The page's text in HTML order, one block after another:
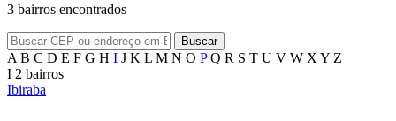
3 bairros encontrados
Buscar
A B C D E F G H I J K L M N O PQ R S T U V W X Y Z
I 2 bairros
Ibiraba